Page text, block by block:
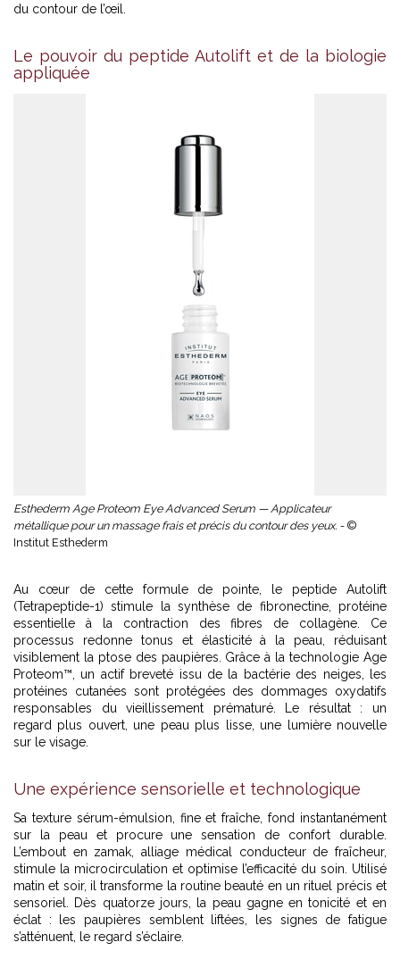
du contour de l’œil.
Le pouvoir du peptide Autolift et de la biologie
appliquée
Esthederm Age Proteom Eye Advanced Serum — Applicateur
métallique pour un massage frais et précis du contour des yeux. - ©
Institut Esthederm
Au cœur de cette formule de pointe, le peptide Autolift
(Tetrapeptide-1) stimule la synthèse de fibronectine, protéine
essentielle à la contraction des fibres de collagène. Ce
processus redonne tonus et élasticité à la peau, réduisant
visiblement la ptose des paupières. Grâce à la technologie Age
Proteom™, un actif breveté issu de la bactérie des neiges, les
protéines cutanées sont protégées des dommages oxydatifs
responsables du vieillissement prématuré. Le résultat : un
regard plus ouvert, une peau plus lisse, une lumière nouvelle
sur le visage.
Une expérience sensorielle et technologique
Sa texture sérum-émulsion, fine et fraîche, fond instantanément
sur la peau et procure une sensation de confort durable.
L’embout en zamak, alliage médical conducteur de fraîcheur,
stimule la microcirculation et optimise l’efficacité du soin. Utilisé
matin et soir, il transforme la routine beauté en un rituel précis et
sensoriel. Dès quatorze jours, la peau gagne en tonicité et en
éclat : les paupières semblent liftées, les signes de fatigue
s’atténuent, le regard s’éclaire.